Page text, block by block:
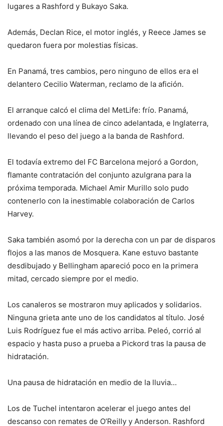
lugares a Rashford y Bukayo Saka.
Además, Declan Rice, el motor inglés, y Reece James se
quedaron fuera por molestias físicas.
En Panamá, tres cambios, pero ninguno de ellos era el
delantero Cecilio Waterman, reclamo de la afición.
El arranque calcó el clima del MetLife: frío. Panamá,
ordenado con una línea de cinco adelantada, e Inglaterra,
llevando el peso del juego a la banda de Rashford.
El todavía extremo del FC Barcelona mejoró a Gordon,
flamante contratación del conjunto azulgrana para la
próxima temporada. Michael Amir Murillo solo pudo
contenerlo con la inestimable colaboración de Carlos
Harvey.
Saka también asomó por la derecha con un par de disparos
flojos a las manos de Mosquera. Kane estuvo bastante
desdibujado y Bellingham apareció poco en la primera
mitad, cercado siempre por el medio.
Los canaleros se mostraron muy aplicados y solidarios.
Ninguna grieta ante uno de los candidatos al título. José
Luis Rodríguez fue el más activo arriba. Peleó, corrió al
espacio y hasta puso a prueba a Pickord tras la pausa de
hidratación.
Una pausa de hidratación en medio de la lluvia…
Los de Tuchel intentaron acelerar el juego antes del
descanso con remates de O’Reilly y Anderson. Rashford